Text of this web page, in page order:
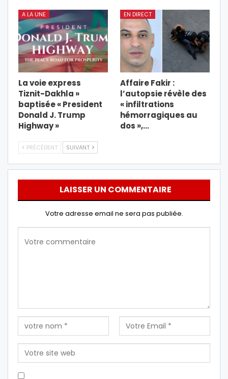
A LA UNE
La voie express
Tiznit-Dakhla »
baptisée « President
Donald J. Trump
Highway »
EN DIRECT
Affaire Fakir :
l’autopsie révèle des
« infiltrations
hémorragiques au
dos »,…
PRÉCÉDENT SUIVANT
LAISSER UN COMMENTAIRE
Votre adresse email ne sera pas publiée.